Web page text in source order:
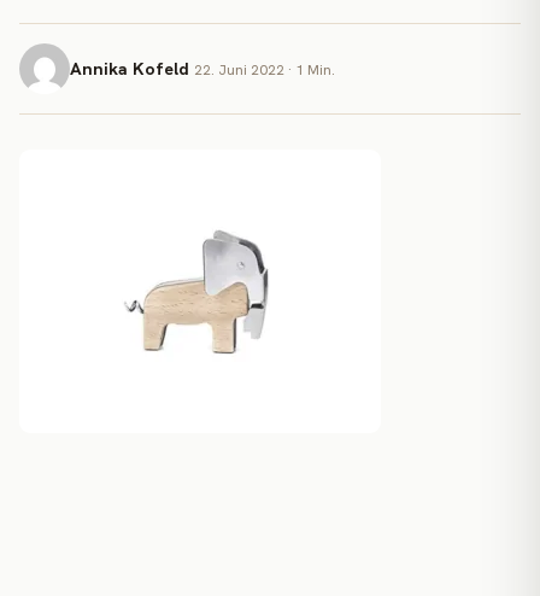
Annika Kofeld 22. Juni 2022 · 1 Min.